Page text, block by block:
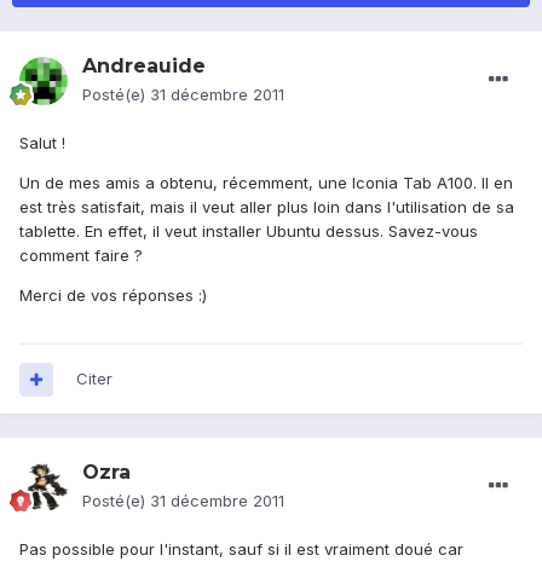
Andreauide
Posté(e) 31 décembre 2011
Salut !
Un de mes amis a obtenu, récemment, une Iconia Tab A100. Il en
est très satisfait, mais il veut aller plus loin dans l'utilisation de sa
tablette. En effet, il veut installer Ubuntu dessus. Savez-vous
comment faire ?
Merci de vos réponses :)
Citer
Ozra
Posté(e) 31 décembre 2011
Pas possible pour l'instant, sauf si il est vraiment doué car